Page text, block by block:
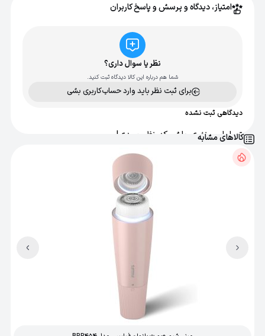
امتیاز، دیدگاه و پرسش و پاسخ کاربران
نظر یا سوال داری؟
شما هم درباره این کالا دیدگاه ثبت کنید.
برای ثبت نظر باید وارد حساب‌کاربری بشی
دیدگاهی ثبت نشده
تو اولین نفری باش که نظر میدی!
کالاهای مشابه